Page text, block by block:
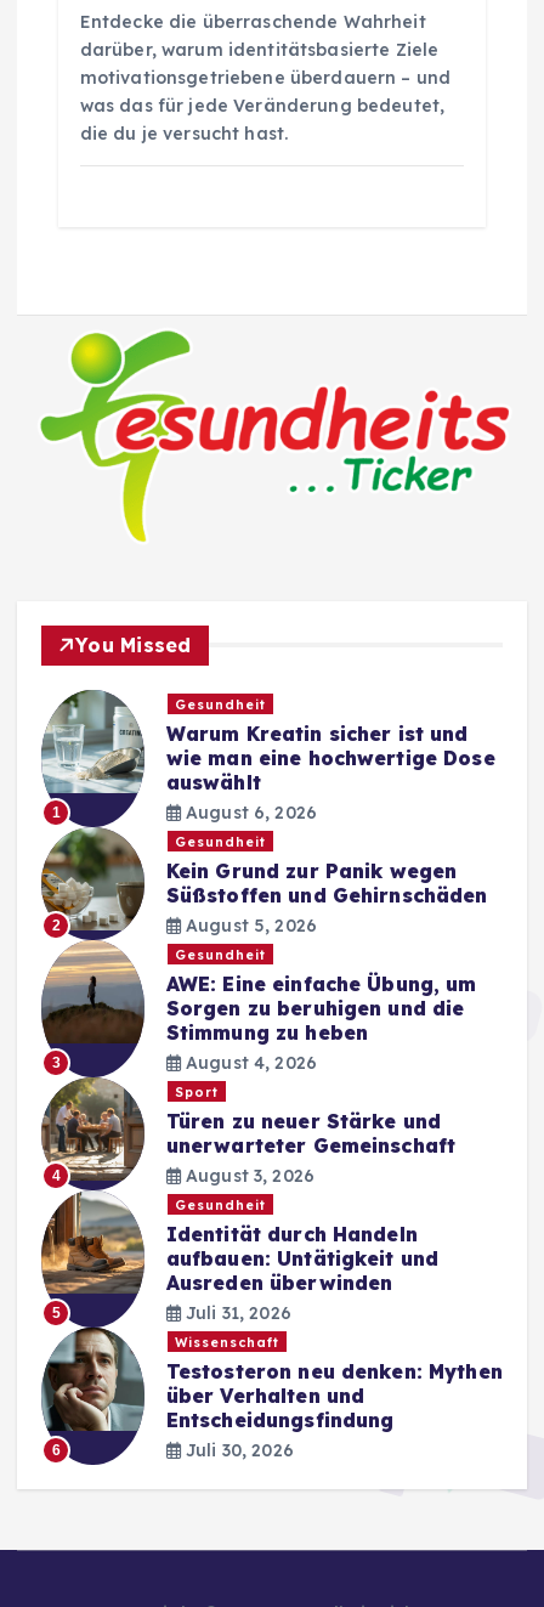
Entdecke die überraschende Wahrheit
darüber, warum identitätsbasierte Ziele
motivationsgetriebene überdauern – und
was das für jede Veränderung bedeutet,
die du je versucht hast.
You Missed
1
Gesundheit
Warum Kreatin sicher ist und
wie man eine hochwertige Dose
auswählt
August 6, 2026
2
Gesundheit
Kein Grund zur Panik wegen
Süßstoffen und Gehirnschäden
August 5, 2026
3
Gesundheit
AWE: Eine einfache Übung, um
Sorgen zu beruhigen und die
Stimmung zu heben
August 4, 2026
4
Sport
Türen zu neuer Stärke und
unerwarteter Gemeinschaft
August 3, 2026
5
Gesundheit
Identität durch Handeln
aufbauen: Untätigkeit und
Ausreden überwinden
Juli 31, 2026
6
Wissenschaft
Testosteron neu denken: Mythen
über Verhalten und
Entscheidungsfindung
Juli 30, 2026